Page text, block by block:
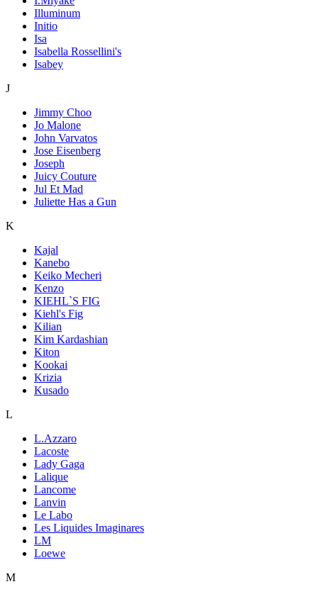
Illuminum
Initio
Isa
Isabella Rossellini's
Isabey
J
Jimmy Choo
Jo Malone
John Varvatos
Jose Eisenberg
Joseph
Juicy Couture
Jul Et Mad
Juliette Has a Gun
K
Kajal
Kanebo
Keiko Mecheri
Kenzo
KIEHL`S FIG
Kiehl's Fig
Kilian
Kim Kardashian
Kiton
Kookai
Krizia
Kusado
L
L.Azzaro
Lacoste
Lady Gaga
Lalique
Lancome
Lanvin
Le Labo
Les Liquides Imaginares
LM
Loewe
M